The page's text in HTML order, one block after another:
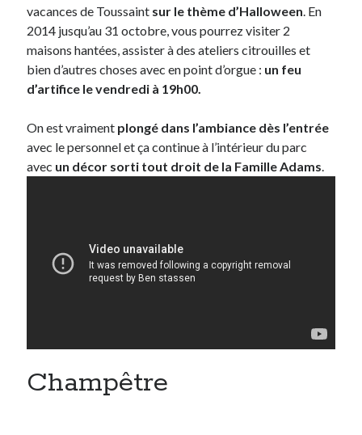
vacances de Toussaint sur le thème d’Halloween . En
2014 jusqu’au 31 octobre, vous pourrez visiter 2
maisons hantées, assister à des ateliers citrouilles et
bien d’autres choses avec en point d’orgue : un feu
d’artifice le vendredi à 19h00.
On est vraiment plongé dans l’ambiance dès l’entrée
avec le personnel et ça continue à l’intérieur du parc
avec un décor sorti tout droit de la Famille Adams
Champêtre